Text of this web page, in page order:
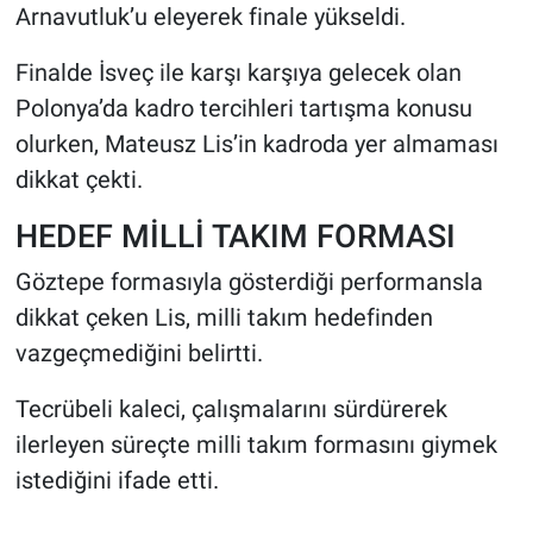
Arnavutluk’u eleyerek finale yükseldi.
Finalde İsveç ile karşı karşıya gelecek olan
Polonya’da kadro tercihleri tartışma konusu
olurken, Mateusz Lis’in kadroda yer almaması
dikkat çekti.
HEDEF MİLLİ TAKIM FORMASI
Göztepe formasıyla gösterdiği performansla
dikkat çeken Lis, milli takım hedefinden
vazgeçmediğini belirtti.
Tecrübeli kaleci, çalışmalarını sürdürerek
ilerleyen süreçte milli takım formasını giymek
istediğini ifade etti.